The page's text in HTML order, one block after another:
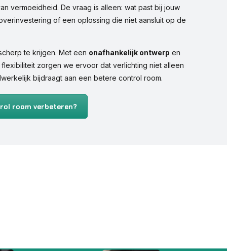
vermoeidheid. De vraag is alleen: wat past bij jouw
of een oplossing die niet aansluit op de
te krijgen. Met een onafhankelijk ontwerp en
zorgen we ervoor dat verlichting niet alleen
bijdraagt aan een betere control room.
room verbeteren?